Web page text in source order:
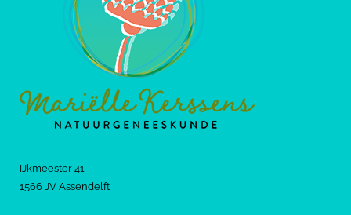
IJkmeester 41
1566 JV Assendelft